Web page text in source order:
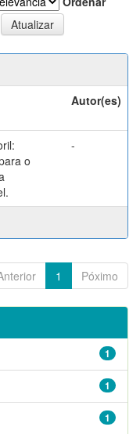
Autor(es)
o
-
1 Póximo
1
1
1